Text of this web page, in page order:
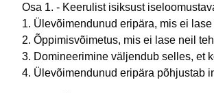
Osa 1. - Keerulist isiksust
1. Ülevõimendunud eripära, mis ei
2. Õppimisvõimetus, mis ei lase neil
3. Domineerimine väljendub selles, et
4. Ülevõimendunud eripära põhjustab